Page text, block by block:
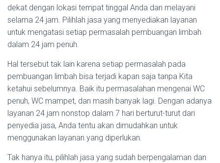
dekat dengan lokasi tempat tinggal Anda dan melayani
selama 24 jam. Pilihlah jasa yang menyediakan layanan
untuk mengatasi setiap permasalah pembuangan limbah
dalam 24 jam penuh.
Hal tersebut tak lain karena setiap permasalah pada
pembuangan limbah bisa terjadi kapan saja tanpa Kita
ketahui sebelumnya. Baik itu permasalahan mengenai WC
penuh, WC mampet, dan masih banyak lagi. Dengan adanya
layanan 24 jam nonstop dalam 7 hari berturut-turut dari
penyedia jasa, Anda tentu akan dimudahkan untuk
menggunakan layanan yang diperlukan.
Tak hanya itu, pilihlah jasa yang sudah berpengalaman dan